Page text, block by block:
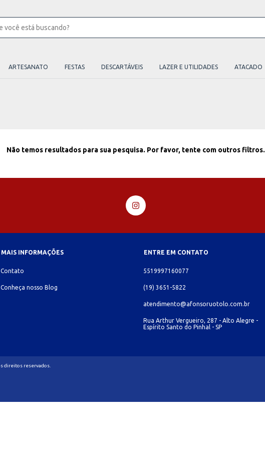
ARTESANATO FESTAS DESCARTÁVEIS LAZER E UTILIDADES ATACADO
Não temos resultados para sua pesquisa. Por favor, tente com outros filtros.
MAIS INFORMAÇÕES
Contato
Conheça nosso Blog
ENTRE EM CONTATO
5519997160077
(19) 3651-5822
atendimento@afonsoruotolo.com.br
Rua Arthur Vergueiro, 287 - Alto Alegre -
Espírito Santo do Pinhal - SP
direitos reservados.